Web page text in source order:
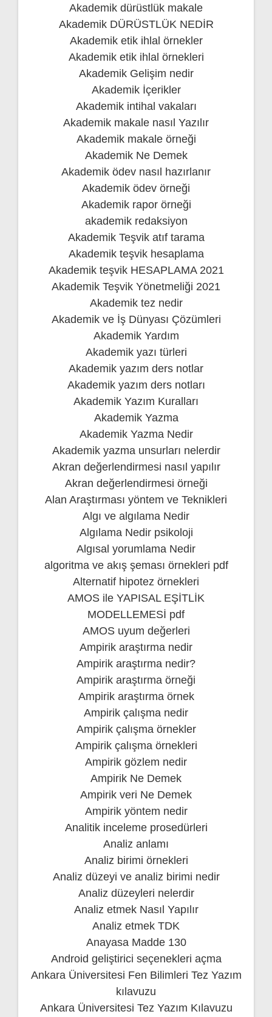
Akademik dürüstlük makale
Akademik DÜRÜSTLÜK NEDİR
Akademik etik ihlal örnekler
Akademik etik ihlal örnekleri
Akademik Gelişim nedir
Akademik İçerikler
Akademik intihal vakaları
Akademik makale nasıl Yazılır
Akademik makale örneği
Akademik Ne Demek
Akademik ödev nasıl hazırlanır
Akademik ödev örneği
Akademik rapor örneği
akademik redaksiyon
Akademik Teşvik atıf tarama
Akademik teşvik hesaplama
Akademik teşvik HESAPLAMA 2021
Akademik Teşvik Yönetmeliği 2021
Akademik tez nedir
Akademik ve İş Dünyası Çözümleri
Akademik Yardım
Akademik yazı türleri
Akademik yazım ders notlar
Akademik yazım ders notları
Akademik Yazım Kuralları
Akademik Yazma
Akademik Yazma Nedir
Akademik yazma unsurları nelerdir
Akran değerlendirmesi nasıl yapılır
Akran değerlendirmesi örneği
Alan Araştırması yöntem ve Teknikleri
Algı ve algılama Nedir
Algılama Nedir psikoloji
Algısal yorumlama Nedir
algoritma ve akış şeması örnekleri pdf
Alternatif hipotez örnekleri
AMOS ile YAPISAL EŞİTLİK
MODELLEMESİ pdf
AMOS uyum değerleri
Ampirik araştırma nedir
Ampirik araştırma nedir?
Ampirik araştırma örneği
Ampirik araştırma örnek
Ampirik çalışma nedir
Ampirik çalışma örnekler
Ampirik çalışma örnekleri
Ampirik gözlem nedir
Ampirik Ne Demek
Ampirik veri Ne Demek
Ampirik yöntem nedir
Analitik inceleme prosedürleri
Analiz anlamı
Analiz birimi örnekleri
Analiz düzeyi ve analiz birimi nedir
Analiz düzeyleri nelerdir
Analiz etmek Nasıl Yapılır
Analiz etmek TDK
Anayasa Madde 130
Android geliştirici seçenekleri açma
Ankara Üniversitesi Fen Bilimleri Tez Yazım
kılavuzu
Ankara Üniversitesi Tez Yazım Kılavuzu